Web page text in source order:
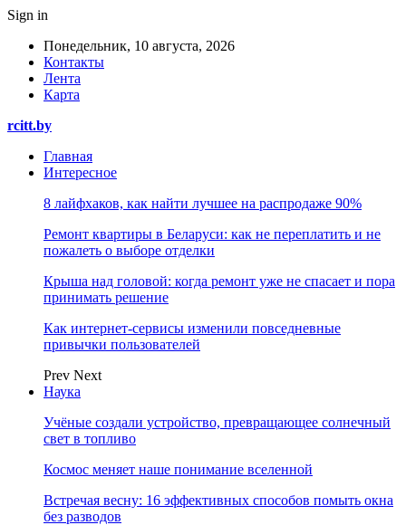
Sign in
Понедельник, 10 августа, 2026
Контакты
Лента
Карта
rcitt.by
Главная
Интересное
8 лайфхаков, как найти лучшее на распродаже 90%
Ремонт квартиры в Беларуси: как не переплатить и не
пожалеть о выборе отделки
Крыша над головой: когда ремонт уже не спасает и пора
принимать решение
Как интернет-сервисы изменили повседневные
привычки пользователей
Prev Next
Наука
Учёные создали устройство, превращающее солнечный
свет в топливо
Космос меняет наше понимание вселенной
Встречая весну: 16 эффективных способов помыть окна
без разводов